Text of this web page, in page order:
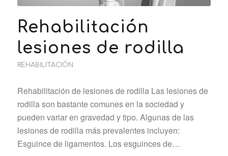
Rehabilitación
lesiones de rodilla
REHABILITACIÓN
Rehabilitación de lesiones de rodilla Las lesiones de
rodilla son bastante comunes en la sociedad y
pueden variar en gravedad y tipo. Algunas de las
lesiones de rodilla más prevalentes incluyen:
Esguince de ligamentos. Los esguinces de…